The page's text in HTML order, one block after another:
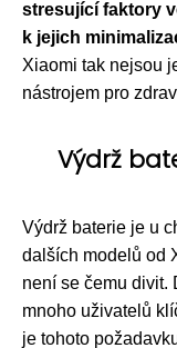
stresující faktory
k jejich
Xiaomi tak nejsou
nástrojem pro
Výdrž
Výdrž baterie je u
dalších modelů od
není se čemu divit.
mnoho uživatelů
je tohoto